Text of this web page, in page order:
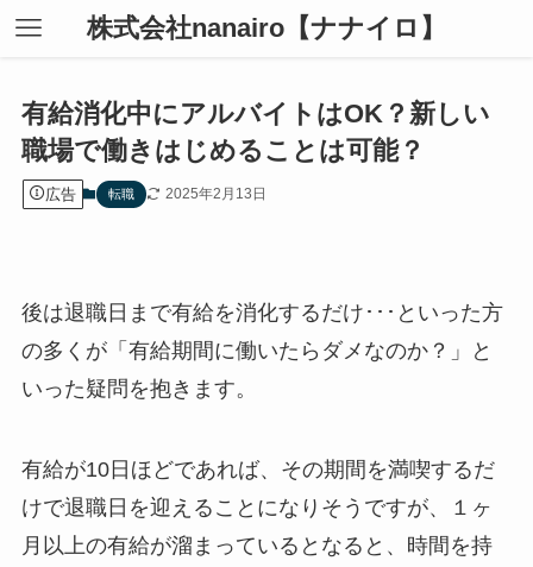
株式会社nanairo【ナナイロ】
有給消化中にアルバイトはOK？新しい
職場で働きはじめることは可能？
広告 転職 2025年2月13日
後は退職日まで有給を消化するだけ･･･といった方
の多くが「有給期間に働いたらダメなのか？」と
いった疑問を抱きます。
有給が10日ほどであれば、その期間を満喫するだ
けで退職日を迎えることになりそうですが、１ヶ
月以上の有給が溜まっているとなると、時間を持